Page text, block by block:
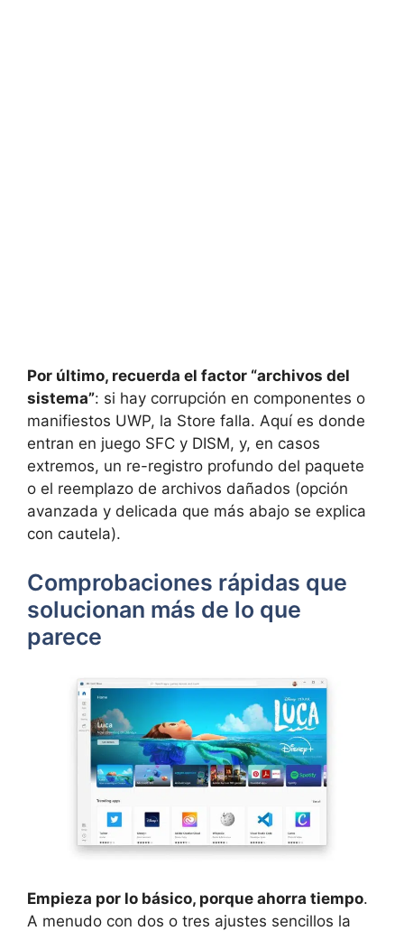
Por último, recuerda el factor “archivos del
sistema”: si hay corrupción en componentes o
manifiestos UWP, la Store falla. Aquí es donde
entran en juego SFC y DISM, y, en casos
extremos, un re-registro profundo del paquete
o el reemplazo de archivos dañados (opción
avanzada y delicada que más abajo se explica
con cautela).
Comprobaciones rápidas que
solucionan más de lo que
parece
Empieza por lo básico, porque ahorra tiempo.
A menudo con dos o tres ajustes sencillos la